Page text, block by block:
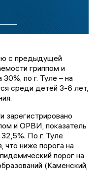
с предыдущей
гриппом и
по г. Туле – на
среди детей 3-6 лет,
и ОРВИ, показатель
По г. Туле
что ниже порога на
порог на
(Каменский,